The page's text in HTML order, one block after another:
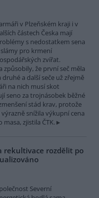
v Plzeňském kraji i v
částech Česka mají
s nedostatkem sena
slámy pro krmení
zvířat.
že první seč měla
a další seče už zřejmě
na nich musí skot
seno za trojnásobek běžné
stád krav, protože
snížila výkupní cena
zjistila ČTK.
rekultivace rozdělit po
Severní